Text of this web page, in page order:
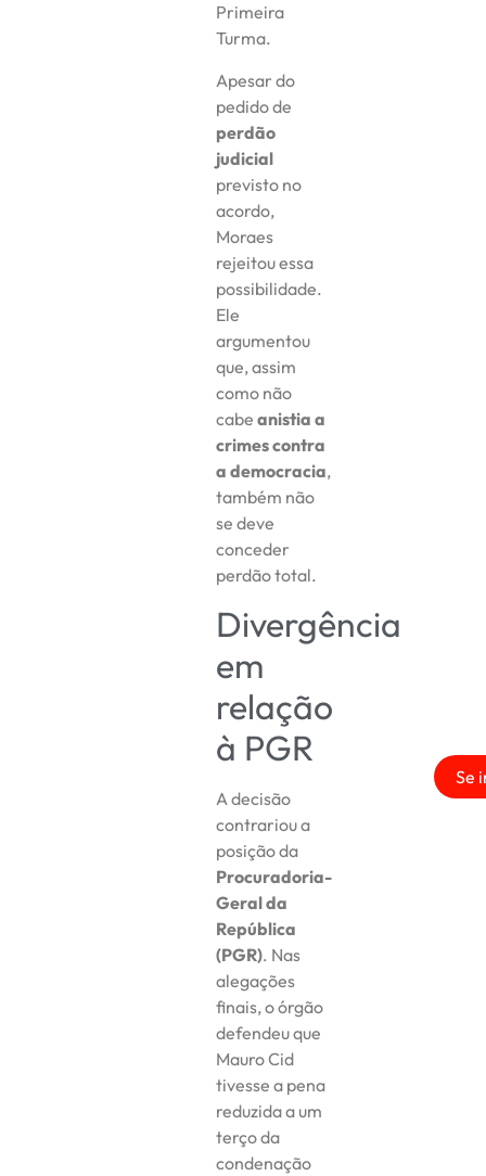
Primeira
Turma.
Apesar do
pedido de
perdão
judicial
previsto no
acordo,
Moraes
rejeitou essa
possibilidade.
Ele
argumentou
que, assim
como não
cabe anistia a
crimes contra
a democracia,
também não
se deve
conceder
perdão total.
Divergência
em
relação
à PGR
A decisão
contrariou a
posição da
Procuradoria-
Geral da
República
(PGR). Nas
alegações
finais, o órgão
defendeu que
Mauro Cid
tivesse a pena
reduzida a um
terço da
condenação
Se